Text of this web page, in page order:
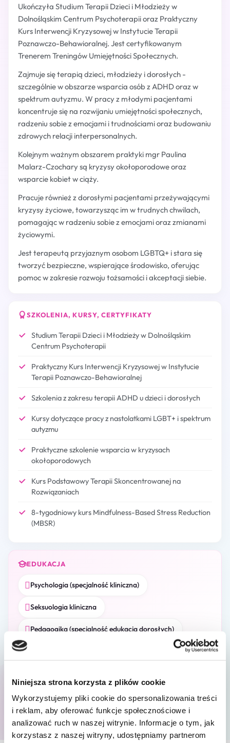
Niniejsza strona korzysta z plików cookie
Wykorzystujemy pliki cookie do spersonalizowania treści
i reklam, aby oferować funkcje społecznościowe i
analizować ruch w naszej witrynie. Informacje o tym, jak
korzystasz z naszej witryny, udostępniamy partnerom
Ukończyła Studium Terapii Dzieci i Młodzieży w
Dolnośląskim Centrum Psychoterapii oraz Praktyczny
Kurs Interwencji Kryzysowej w Instytucie Terapii
Poznawczo-Behawioralnej. Jest certyfikowanym
Trenerem Treningów Umiejętności Społecznych.
Zajmuje się terapią dzieci, młodzieży i dorosłych -
szczególnie w obszarze wsparcia osób z ADHD oraz w
spektrum autyzmu. W pracy z młodymi pacjentami
koncentruje się na rozwijaniu umiejętności społecznych,
radzeniu sobie z emocjami i trudnościami oraz budowaniu
zdrowych relacji interpersonalnych.
Kolejnym ważnym obszarem praktyki mgr Paulina
Malarz-Czochary są kryzysy okołoporodowe oraz
wsparcie kobiet w ciąży.
Pracuje również z dorosłymi pacjentami przeżywającymi
kryzysy życiowe, towarzysząc im w trudnych chwilach,
pomagając w radzeniu sobie z emocjami oraz zmianami
życiowymi.
Jest terapeutą przyjaznym osobom LGBTQ+ i stara się
tworzyć bezpieczne, wspierające środowisko, oferując
pomoc w zakresie rozwoju tożsamości i akceptacji siebie.
SZKOLENIA, KURSY, CERTYFIKATY
Studium Terapii Dzieci i Młodzieży w Dolnośląskim
Centrum Psychoterapii
Praktyczny Kurs Interwencji Kryzysowej w Instytucie
Terapii Poznawczo-Behawioralnej
Szkolenia z zakresu terapii ADHD u dzieci i dorosłych
Kursy dotyczące pracy z nastolatkami LGBT+ i spektrum
autyzmu
Praktyczne szkolenie wsparcia w kryzysach
okołoporodowych
Kurs Podstawowy Terapii Skoncentrowanej na
Rozwiązaniach
8-tygodniowy kurs Mindfulness-Based Stress Reduction
(MBSR)
EDUKACJA
Psychologia (specjalność kliniczna)
Seksuologia kliniczna
Pedagogika (specjalność edukacja dorosłych)